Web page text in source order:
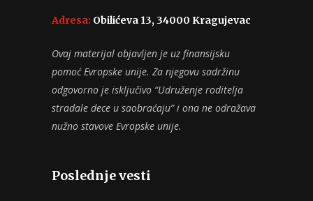
Adresa: Obilićeva 13, 34000 Kragujevac
Ovaj materijal objavljen je uz finansijsku
pomoć Evropske unije. Za njegovu sadržinu
odgovorno je isključivo “Udruženje roditelja
stradale dece u saobraćaju” i ona ne odražava
nužno stavove Evropske unije.
Poslednje vesti